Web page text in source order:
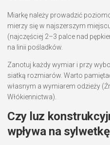
Miarkę należy prowadzić
mierzy się w najszerszym
(najczęściej 2–3 palce nad
na linii pośladków.
Zanotuj każdy wymiar i przy
siatką rozmiarów. Warto
własnym a wymiarem odzieży
Włókiennictwa).
Czy luz
wpływa na